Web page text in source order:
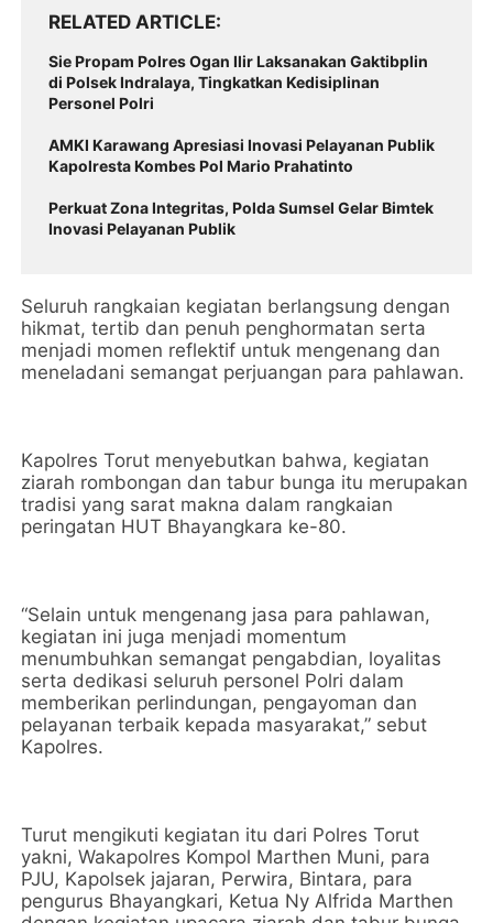
RELATED ARTICLE
Sie Propam Polres Ogan Ilir Laksanakan Gaktibplin
di Polsek Indralaya, Tingkatkan Kedisiplinan
Personel Polri
AMKI Karawang Apresiasi Inovasi Pelayanan Publik
Kapolresta Kombes Pol Mario Prahatinto
Perkuat Zona Integritas, Polda Sumsel Gelar Bimtek
Inovasi Pelayanan Publik
Seluruh rangkaian kegiatan berlangsung dengan
hikmat, tertib dan penuh penghormatan serta
menjadi momen reflektif untuk mengenang dan
meneladani semangat perjuangan para pahlawan.
Kapolres Torut menyebutkan bahwa, kegiatan
ziarah rombongan dan tabur bunga itu merupakan
tradisi yang sarat makna dalam rangkaian
peringatan HUT Bhayangkara ke-80.
“Selain untuk mengenang jasa para pahlawan,
kegiatan ini juga menjadi momentum
menumbuhkan semangat pengabdian, loyalitas
serta dedikasi seluruh personel Polri dalam
memberikan perlindungan, pengayoman dan
pelayanan terbaik kepada masyarakat,” sebut
Kapolres.
Turut mengikuti kegiatan itu dari Polres Torut
yakni, Wakapolres Kompol Marthen Muni, para
PJU, Kapolsek jajaran, Perwira, Bintara, para
pengurus Bhayangkari, Ketua Ny Alfrida Marthen